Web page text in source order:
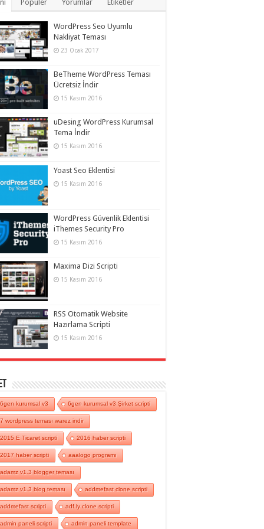
Popüler Yorumlar Etiketler
WordPress Seo Uyumlu
Nakliyat Teması
23 Ocak 2017
BeTheme WordPress Teması
Ücretsiz İndir
15 Kasım 2016
uDesing WordPress Kurumsal
Tema İndir
15 Kasım 2016
Yoast Seo Eklentisi
15 Kasım 2016
WordPress Güvenlik Eklentisi
iThemes Security Pro
15 Kasım 2016
Maxima Dizi Scripti
15 Kasım 2016
RSS Otomatik Website
Hazırlama Scripti
15 Kasım 2016
6gen kurumsal v3 6gen kurumsal v3 Şirket scripti
7 wordpress teması warez indir
2015 E Ticaret scripti 2016 haber scripti
2017 haber scripti aaalogo programı
adamz v1.3 blogger teması
adamz v1.3 blog teması addmefast clone scripti
addmefast scripti adf.ly clone scripti
admin paneli scripti admin paneli template